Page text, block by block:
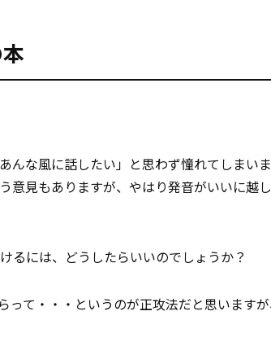
な風に話したい」と思わず憧れてしまいま
意見もありますが、やはり発音がいいに越
るには、どうしたらいいのでしょうか？
って・・・というのが正攻法だと思います